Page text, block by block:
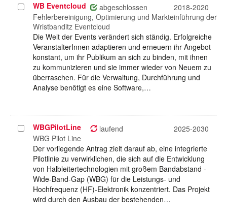
Projekt
auswählen
WB Eventcloud abgeschlossen
2018-2020
Fehlerbereinigung, Optimierung und Markteinführung der
Wristbanditz Eventcloud
Die Welt der Events verändert sich ständig. Erfolgreiche
VeranstalterInnen adaptieren und erneuern ihr Angebot
konstant, um ihr Publikum an sich zu binden, mit ihnen
zu kommunizieren und sie immer wieder von Neuem zu
überraschen. Für die Verwaltung, Durchführung und
Analyse benötigt es eine Software,…
Projekt
auswählen
WBGPilotLine laufend
2025-2030
WBG Pilot Line
Der vorliegende Antrag zielt darauf ab, eine integrierte
Pilotlinie zu verwirklichen, die sich auf die Entwicklung
von Halbleitertechnologien mit großem Bandabstand -
Wide-Band-Gap (WBG) für die Leistungs- und
Hochfrequenz (HF)-Elektronik konzentriert. Das Projekt
wird durch den Ausbau der bestehenden…